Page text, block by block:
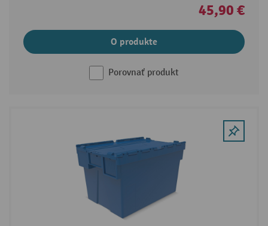
45,90 €
O produkte
Porovnať produkt